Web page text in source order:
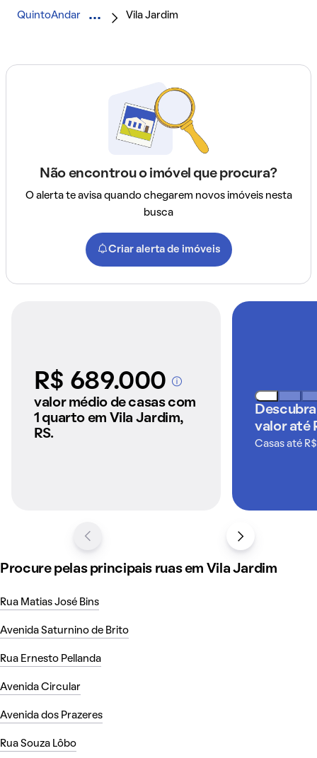
QuintoAndar Vila Jardim
Não encontrou o imóvel que procura?
O alerta te avisa quando chegarem novos imóveis nesta
busca
Criar alerta de imóveis
R$ 689.000A partir dos imóveis
anunciados pelo
valor médio de casas com
1 quarto em Vila Jardim,
RS.
valor até
Casas até
Procure pelas principais ruas em Vila Jardim
Rua Matias José Bins
Avenida Saturnino de Brito
Rua Ernesto Pellanda
Avenida Circular
Avenida dos Prazeres
Rua Souza Lôbo